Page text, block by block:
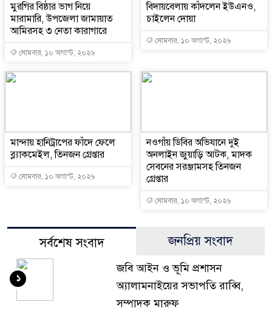
মুরগির বিষ্ঠার ভাগ নিয়ে
মারামারি, উপজেলা জামায়াত
আমিরসহ ৩ নেতা কারাগারে
সোমবার, ১০ অগাস্ট, ২০২৬
বিদায়বেলায় কাঁদলেন ইউএনও,
চাইলেন দোয়া
সোমবার, ১০ অগাস্ট, ২০২৬
মান্দায় হানিট্রাপের ফাঁদে ফেলে
ব্ল্যাকমেইল, তিনজন গ্রেপ্তার
সোমবার, ১০ অগাস্ট, ২০২৬
নওগাঁয় ডিবির অভিযানে দুই
অনলাইন জুয়াড়ি আটক, মাদক
সেবনের সরঞ্জামসহ তিনজন
গ্রেপ্তার
সোমবার, ১০ অগাস্ট, ২০২৬
সর্বশেষ সংবাদ জনপ্রিয় সংবাদ
জবি আইন ও ভূমি প্রশাসন
অ্যালামনাইয়ের সভাপতি রাব্বি,
সম্পাদক মারুফ
১